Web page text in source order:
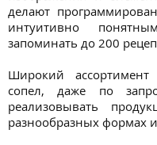
делают
интуитивно
запоминать до 200
Широкий
сопел, даже по
реализовывать
разнообразных формах